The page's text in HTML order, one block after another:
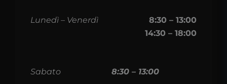
Lunedì – Venerdì
8:30 – 13:00
14:30 – 18:00
Sabato 8:30 – 13:00